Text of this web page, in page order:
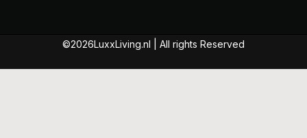
©2026LuxxLiving.nl | All rights Reserved